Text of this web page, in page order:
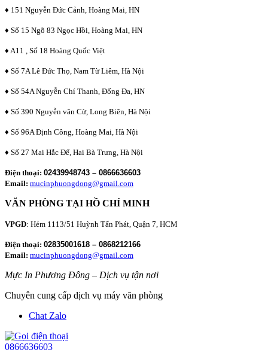
♦ 151 Nguyễn Đức Cảnh, Hoàng Mai, HN
♦ Số 15 Ngõ 83 Ngọc Hồi, Hoàng Mai, HN
♦ A11 , Số 18 Hoàng Quốc Việt
♦ Số 7A Lê Đức Thọ, Nam Từ Liêm, Hà Nội
♦ Số 54A Nguyễn Chí Thanh, Đống Đa, HN
♦ Số 390 Nguyễn văn Cừ, Long Biên, Hà Nội
♦ Số 96A Định Công, Hoàng Mai, Hà Nội
♦ Số 27 Mai Hắc Đế, Hai Bà Trưng, Hà Nội
Điện thoại: 02439948743 – 0866636603
Email: mucinphuongdong@gmail.com
VĂN PHÒNG TẠI HỒ CHÍ MINH
VPGD: Hẻm 1113/51 Huỳnh Tấn Phát, Quận 7, HCM
Điện thoại: 02835001618 – 0868212166
Email: mucinphuongdong@gmail.com
Mực In Phương Đông – Dịch vụ tận nơi
Chuyên cung cấp dịch vụ máy văn phòng
Chat Zalo
0866636603